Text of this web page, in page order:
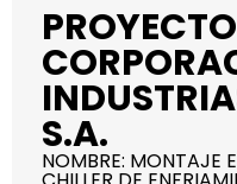
PROYECTO
S.A.
NOMBRE: MONTAJE